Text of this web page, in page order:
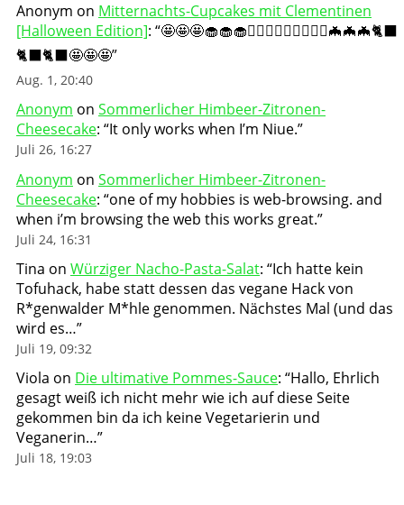
Anonym on Mitternachts-Cupcakes mit Clementinen
[Halloween Edition]: “🤩🤩🤩🧁🧁🧁🧛🏻‍♀️🧛🏻‍♀️🧛🏻‍♀️🦇🦇🦇🐈‍⬛
🐈‍⬛🐈‍⬛🤩🤩🤩”
Aug. 1, 20:40
Anonym on Sommerlicher Himbeer-Zitronen-
Cheesecake: “It only works when I’m Niue.”
Juli 26, 16:27
Anonym on Sommerlicher Himbeer-Zitronen-
Cheesecake: “one of my hobbies is web-browsing. and
when i’m browsing the web this works great.”
Juli 24, 16:31
Tina on Würziger Nacho-Pasta-Salat: “Ich hatte kein
Tofuhack, habe statt dessen das vegane Hack von
R*genwalder M*hle genommen. Nächstes Mal (und das
wird es…”
Juli 19, 09:32
Viola on Die ultimative Pommes-Sauce: “Hallo, Ehrlich
gesagt weiß ich nicht mehr wie ich auf diese Seite
gekommen bin da ich keine Vegetarierin und
Veganerin…”
Juli 18, 19:03